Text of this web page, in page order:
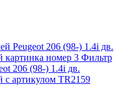
Peugeot 206 (98-) 1.4i дв.
картинка номер 3 Фильтр
206 (98-) 1.4i дв.
с артикулом TR2159